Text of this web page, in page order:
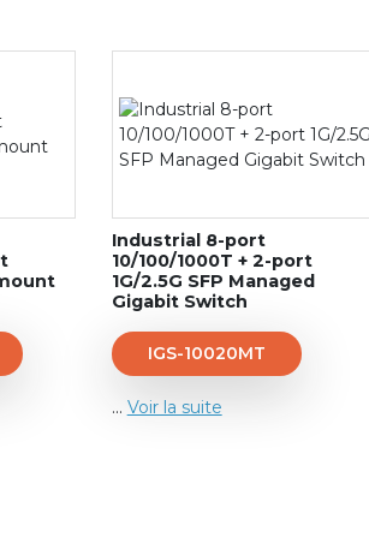
Industrial 8-port
10/100/1000T + 2-port
1G/2.5G SFP Managed
Gigabit Switch
IGS-10020MT
... Voir la suite